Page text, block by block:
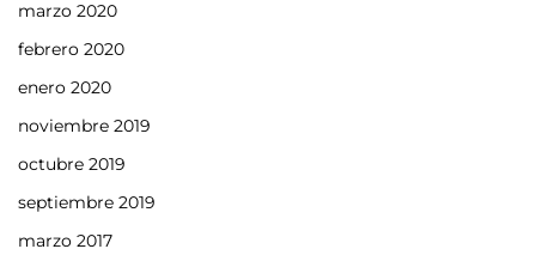
marzo 2020
febrero 2020
enero 2020
noviembre 2019
octubre 2019
septiembre 2019
marzo 2017